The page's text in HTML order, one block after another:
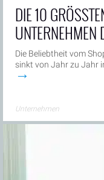
DIE 10
NTERNEHMEN
Die Beliebtheit vom
sinkt von Jahr zu Jahr
→
Unternehmen